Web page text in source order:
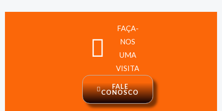
FAÇA-
NOS
UMA
VISITA
FALE
CONOSCO